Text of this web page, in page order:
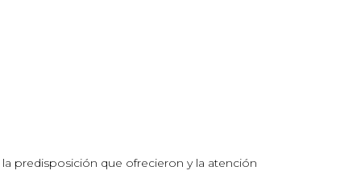
predisposición que ofrecieron y la atención